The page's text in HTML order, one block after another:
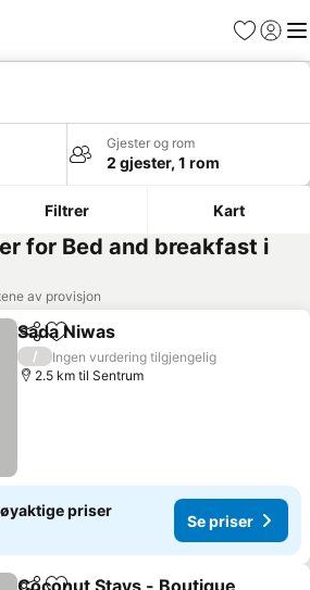
Favoritter
Logg
Gjester og rom
2 gjester, 1 rom
Filtrer Kart
for Bed and breakfast i
av provisjon
Del Legg til i favoritter
Sada Niwas
/
Ingen vurdering tilgjengelig
2.5 km til Sentrum
priser
Se priser
Coconut Stays - Boutique